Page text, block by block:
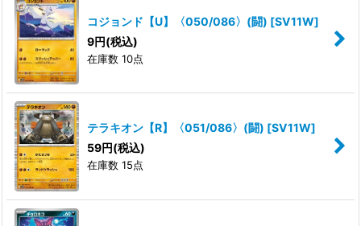
コジョンド【U】〈050/086〉(闘) [SV11W]
9円(税込)
在庫数 10点
テラキオン【R】〈051/086〉(闘) [SV11W]
59円(税込)
在庫数 15点